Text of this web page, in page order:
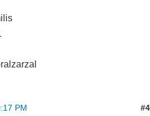
PM #4